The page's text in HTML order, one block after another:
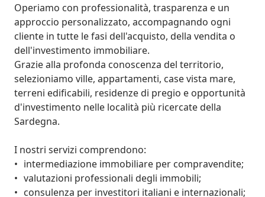
Operiamo con professionalità, trasparenza e un
approccio personalizzato, accompagnando ogni
cliente in tutte le fasi dell'acquisto, della vendita o
dell'investimento immobiliare.
Grazie alla profonda conoscenza del territorio,
selezioniamo ville, appartamenti, case vista mare,
terreni edificabili, residenze di pregio e opportunità
d'investimento nelle località più ricercate della
Sardegna.
I nostri servizi comprendono:
•	intermediazione immobiliare per compravendite;
•	valutazioni professionali degli immobili;
•	consulenza per investitori italiani e internazionali;